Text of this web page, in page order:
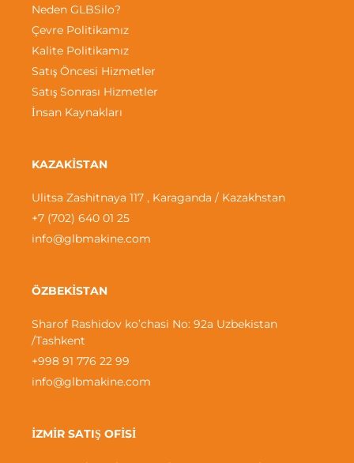
Neden GLBSilo?
Çevre Politikamız
Kalite Politikamız
Satış Öncesi Hizmetler
Satış Sonrası Hizmetler
İnsan Kaynakları
KAZAKİSTAN
Ulitsa Zashitnaya 117 , Karaganda / Kazakhstan
+7 (702) 640 01 25
info@glbmakine.com
ÖZBEKİSTAN
Sharof Rashidov ko’chasi No: 92a Uzbekistan
/Tashkent
+998 91 776 22 99
info@glbmakine.com
İZMİR SATIŞ OFİSİ